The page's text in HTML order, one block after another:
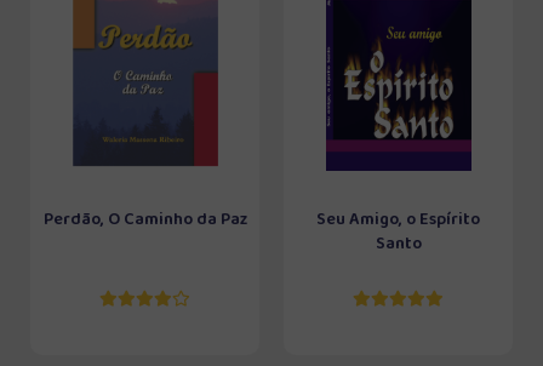
Perdão, O Caminho da Paz
Seu Amigo, o Espírito
Santo